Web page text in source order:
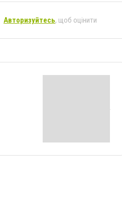
Авторизуйтесь, щоб оцінити